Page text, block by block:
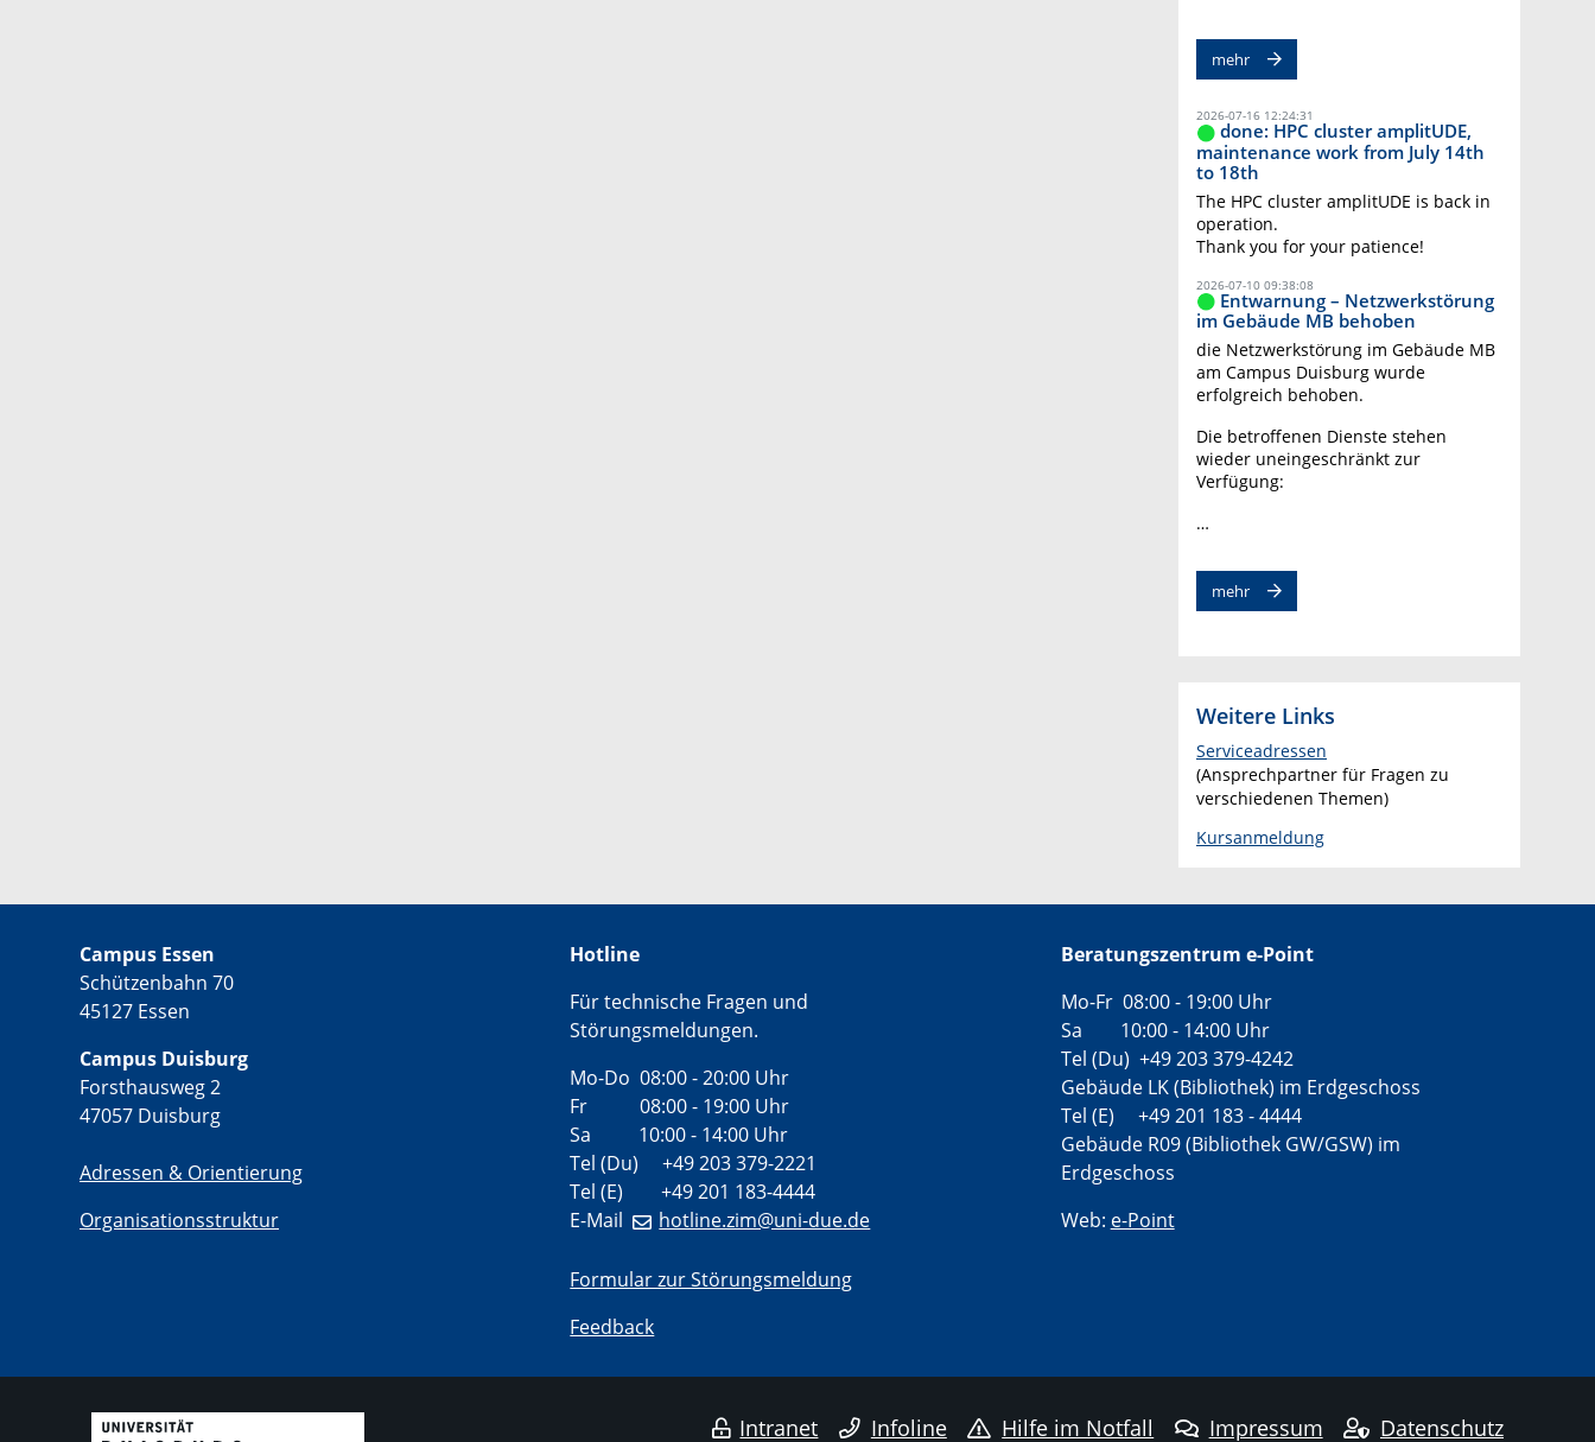
mehr
2026-07-16 12:24:31
done: HPC cluster amplitUDE,
maintenance work from July 14th
to 18th
The HPC cluster amplitUDE is back in
operation.
Thank you for your patience!
2026-07-10 09:38:08
Entwarnung – Netzwerkstörung
im Gebäude MB behoben
die Netzwerkstörung im Gebäude MB
am Campus Duisburg wurde
erfolgreich behoben.
Die betroffenen Dienste stehen
wieder uneingeschränkt zur
Verfügung:
…
mehr
Weitere Links
Serviceadressen
(Ansprechpartner für Fragen zu
verschiedenen Themen)
Kursanmeldung
Campus Essen
Schützenbahn 70
45127 Essen
Campus Duisburg
Forsthausweg 2
47057 Duisburg
Adressen & Orientierung
Organisationsstruktur
Hotline
Für technische Fragen und
Störungsmeldungen.
Mo-Do 08:00 - 20:00 Uhr
Fr 08:00 - 19:00 Uhr
Sa 10:00 - 14:00 Uhr
Tel (Du) +49 203 379-2221
Tel (E) +49 201 183-4444
E-Mail
hotline.zim@uni-due.de
Formular zur Störungsmeldung
Feedback
Beratungszentrum e-Point
Mo-Fr 08:00 - 19:00 Uhr
Sa 10:00 - 14:00 Uhr
Tel (Du) +49 203 379-4242
Gebäude LK (Bibliothek) im Erdgeschoss
Tel (E) +49 201 183 - 4444
Gebäude R09 (Bibliothek GW/GSW) im
Erdgeschoss
Web: e-Point
Intranet Infoline Hilfe im Notfall Impressum Datenschutz